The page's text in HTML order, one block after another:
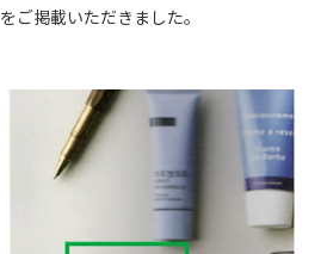
をご掲載いただきました。